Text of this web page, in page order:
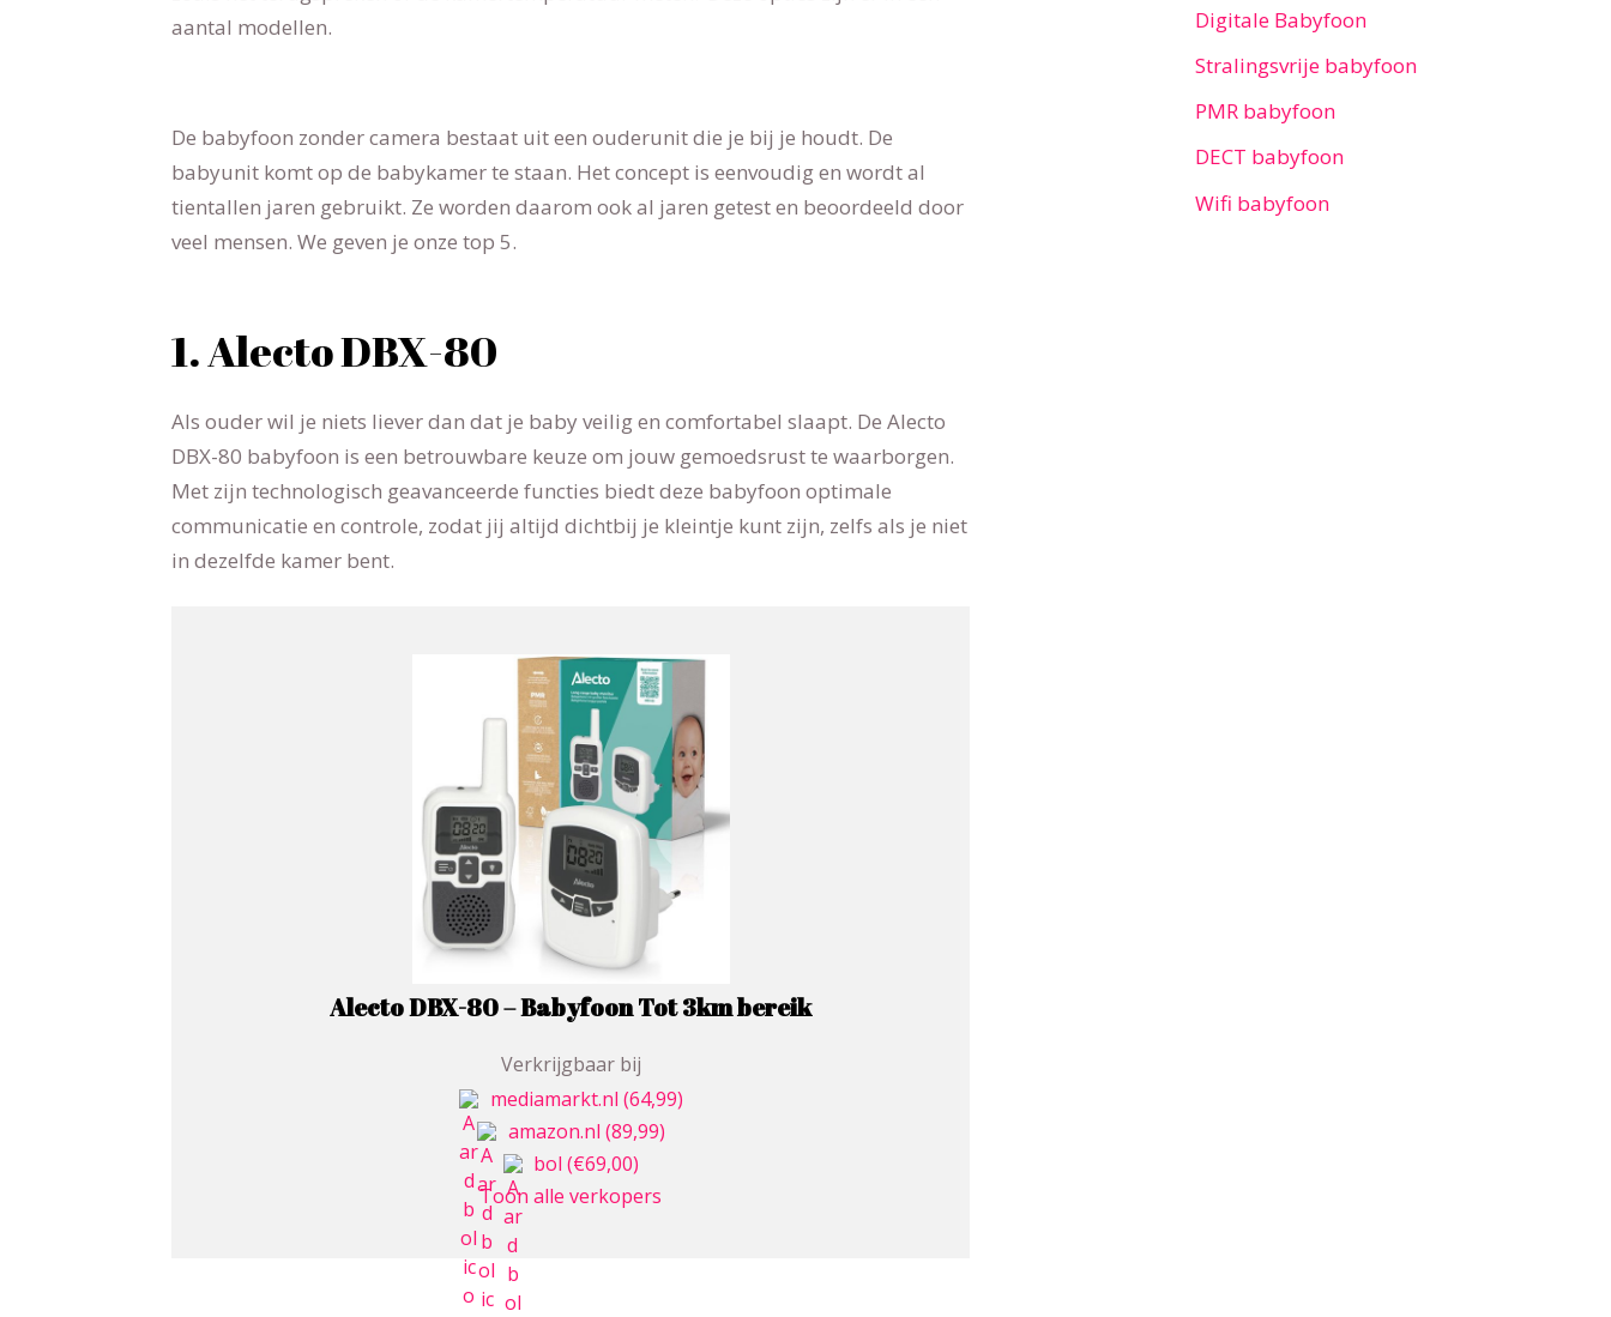
aantal modellen.
De babyfoon zonder camera bestaat uit een ouderunit die je bij je houdt. De
babyunit komt op de babykamer te staan. Het concept is eenvoudig en wordt al
tientallen jaren gebruikt. Ze worden daarom ook al jaren getest en beoordeeld door
veel mensen. We geven je onze top 5.
1. Alecto DBX-80
Als ouder wil je niets liever dan dat je baby veilig en comfortabel slaapt. De Alecto
DBX-80 babyfoon is een betrouwbare keuze om jouw gemoedsrust te waarborgen.
Met zijn technologisch geavanceerde functies biedt deze babyfoon optimale
communicatie en controle, zodat jij altijd dichtbij je kleintje kunt zijn, zelfs als je niet
in dezelfde kamer bent.
Alecto DBX-80 – Babyfoon Tot 3km bereik
Verkrijgbaar bij
mediamarkt.nl (64,99)
amazon.nl (89,99)
bol (€69,00)
Toon alle verkopers
Digitale Babyfoon
Stralingsvrije babyfoon
PMR babyfoon
DECT babyfoon
Wifi babyfoon